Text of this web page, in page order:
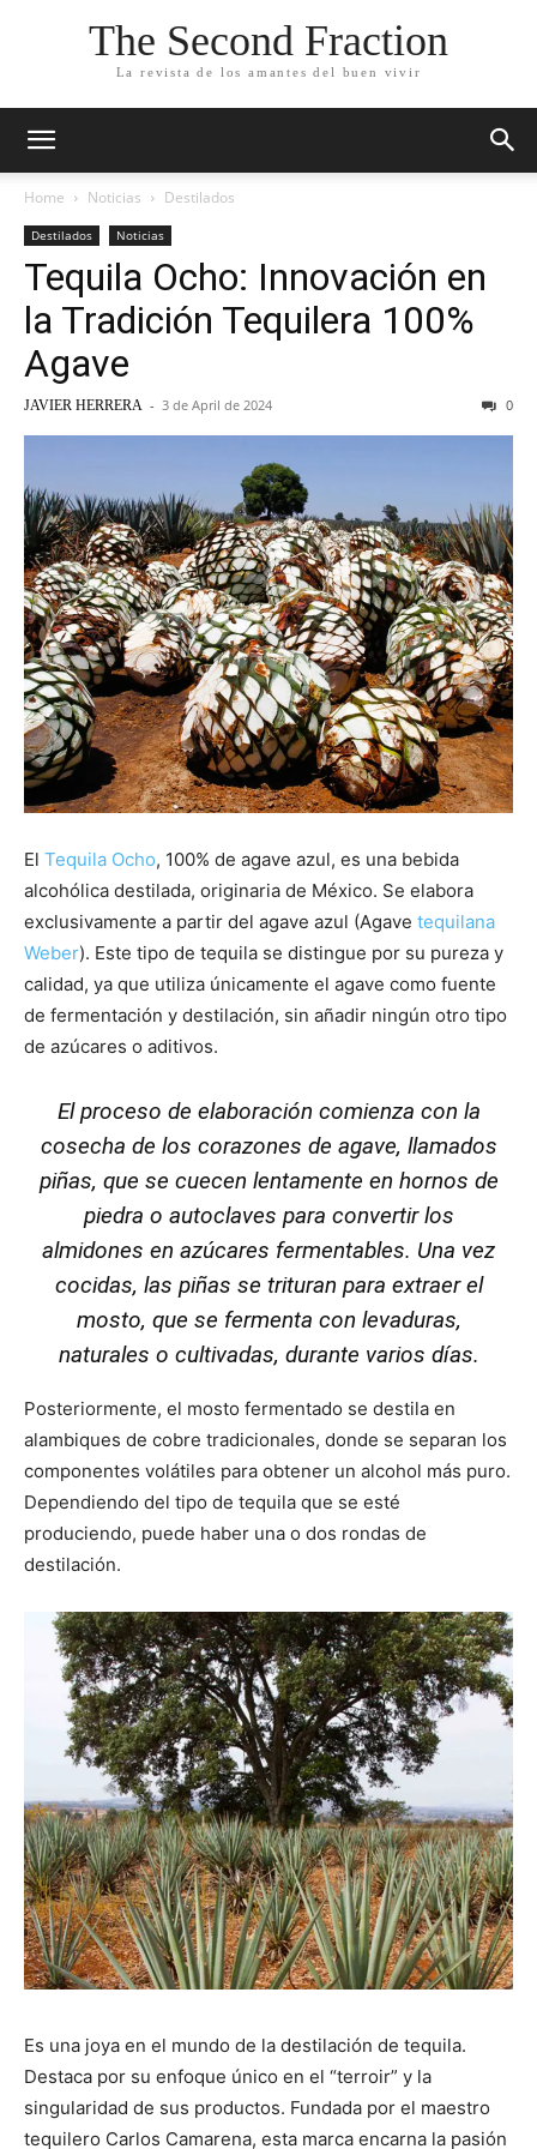
The Second Fraction
La revista de los amantes del buen vivir
Home Noticias Destilados
Destilados Noticias
Tequila Ocho: Innovación en
la Tradición Tequilera 100%
Agave
JAVIER HERRERA - 3 de April de 2024 0
El Tequila Ocho, 100% de agave azul, es una bebida
alcohólica destilada, originaria de México. Se elabora
exclusivamente a partir del agave azul (Agave tequilana
Weber). Este tipo de tequila se distingue por su pureza y
calidad, ya que utiliza únicamente el agave como fuente
de fermentación y destilación, sin añadir ningún otro tipo
de azúcares o aditivos.
El proceso de elaboración comienza con la
cosecha de los corazones de agave, llamados
piñas, que se cuecen lentamente en hornos de
piedra o autoclaves para convertir los
almidones en azúcares fermentables. Una vez
cocidas, las piñas se trituran para extraer el
mosto, que se fermenta con levaduras,
naturales o cultivadas, durante varios días.
Posteriormente, el mosto fermentado se destila en
alambiques de cobre tradicionales, donde se separan los
componentes volátiles para obtener un alcohol más puro.
Dependiendo del tipo de tequila que se esté
produciendo, puede haber una o dos rondas de
destilación.
Es una joya en el mundo de la destilación de tequila.
Destaca por su enfoque único en el “terroir” y la
singularidad de sus productos. Fundada por el maestro
tequilero Carlos Camarena, esta marca encarna la pasión